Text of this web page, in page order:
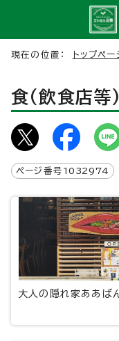
現在の位置： トップペー
食（飲食店等）
ページ番号 1032974
大人の隠れ家ああば